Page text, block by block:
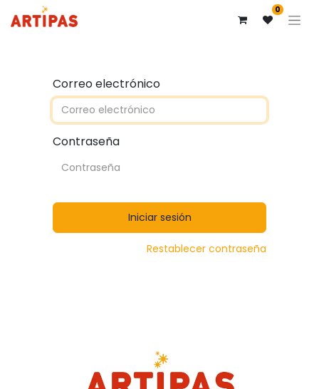
0
Correo electrónico
Contraseña
Iniciar sesión
Restablecer contraseña